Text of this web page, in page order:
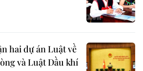
hai dự án Luật về
và Luật Dầu khí